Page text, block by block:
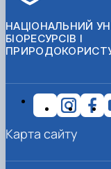
НАЦІОНАЛЬНИЙ
БІОРЕСУРСІВ І
Карта сайту